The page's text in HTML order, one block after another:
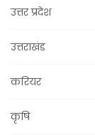
उत्तर प्रदेश
उत्तराखंड
करियर
कृषि